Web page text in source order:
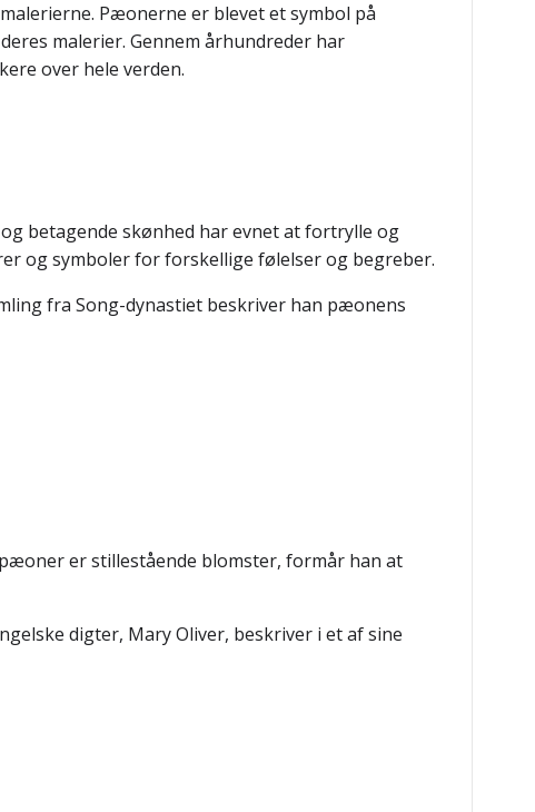
Pæonerne er blevet et symbol på
malerier. Gennem århundreder har
over hele verden.
betagende skønhed har evnet at fortrylle og
og symboler for forskellige følelser og begreber.
fra Song-dynastiet beskriver han pæonens
er stillestående blomster, formår han at
digter, Mary Oliver, beskriver i et af sine